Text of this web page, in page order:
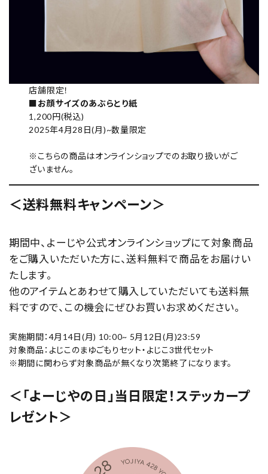
店舗限定！
■お顔サイズのあぶらとり紙
1,200円(税込)
2025年4月28日(月)~数量限定
※こちらの商品はオンラインショップでのお取り扱いがご
ざいません。
＜送料無料キャンペーン＞
期間中、よーじや公式オンラインショップにて対象商品
をご購入いただいた方に、送料無料で商品をお届けい
たします。
他のアイテムとあわせて購入していただいても送料無
料ですので、この機会にぜひお買いお求めください。
実施期間：4月14日(月) 10:00~ 5月12日(月)23:59
対象商品：よじこのまゆごもりセット・よじこ3世代セット
※期間に関わらず対象商品が無くなり次第終了になります。
＜ 「よーじやの日」当日限定！ステッカープ
レゼント＞